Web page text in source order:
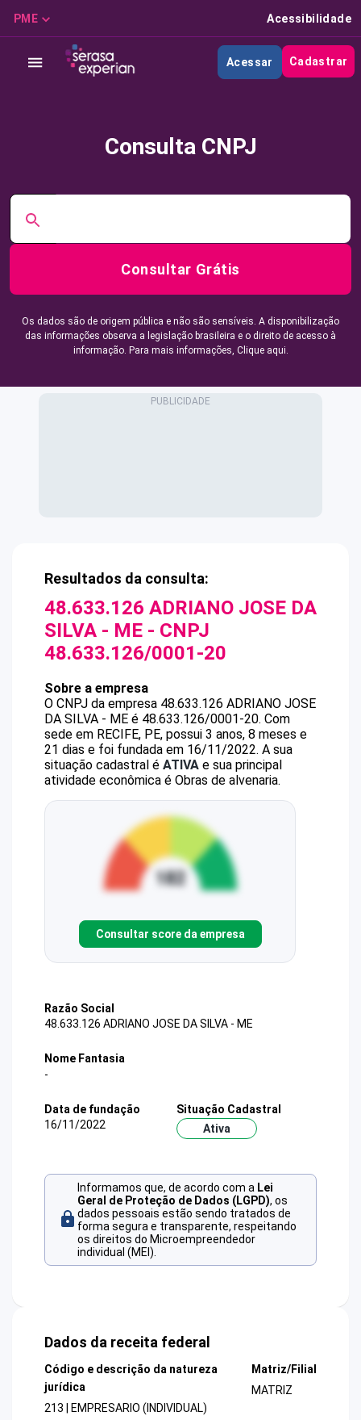
PME Acessibilidade
Acessar Cadastrar
Consulta CNPJ
Consultar Grátis
Os dados são de origem pública e não são sensíveis. A disponibilização
das informações observa a legislação brasileira e o direito de acesso à
informação. Para mais informações, Clique aqui.
Resultados da consulta:
48.633.126 ADRIANO JOSE DA
SILVA - ME - CNPJ
48.633.126/0001-20
Sobre a empresa
O CNPJ da empresa 48.633.126 ADRIANO JOSE
DA SILVA - ME é 48.633.126/0001-20. Com
sede em RECIFE, PE, possui 3 anos, 8 meses e
21 dias e foi fundada em 16/11/2022. A sua
situação cadastral é ATIVA e sua principal
atividade econômica é Obras de alvenaria.
Consultar score da empresa
Razão Social
48.633.126 ADRIANO JOSE DA SILVA - ME
Nome Fantasia
-
Data de fundação
16/11/2022
Situação Cadastral
Ativa
Informamos que, de acordo com a Lei
Geral de Proteção de Dados (LGPD), os
dados pessoais estão sendo tratados de
forma segura e transparente, respeitando
os direitos do Microempreendedor
individual (MEI).
Dados da receita federal
Código e descrição da natureza
jurídica
213 | EMPRESARIO (INDIVIDUAL)
Matriz/Filial
MATRIZ